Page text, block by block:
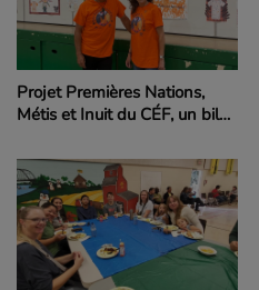
Projet Premières Nations,
Métis et Inuit du CÉF, un bilan